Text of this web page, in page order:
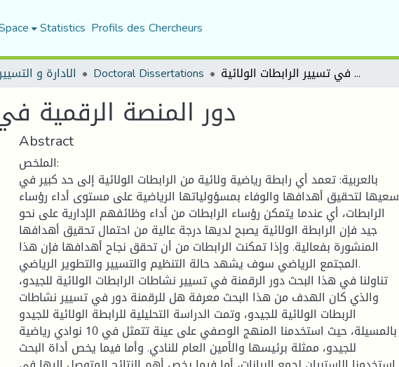
Statistics Profils des Chercheurs
الادارة و Doctoral Dissertations دور المنصة الرقمية في تسيير الرابطات الولائية
دور المنصة الرقمية
Abstract
الملخص:
بالعربية: تعمد أي رابطة رياضية ولائية من الرابطات الولائية إلى حد كبير في
سعيها لتحقيق أهدافها والوفاء بمسؤولياتها الرياضية على مستوى أداء رؤساء
الرابطات، أي عندما يتمكن رؤساء الرابطات من أداء وظائفهم الإدارية على نحو
جيد فإن الرابطة الولائية يصبح لديها درجة عالية من احتمال تحقيق أهدافها
المنشورة بفعالية. وإذا تمكنت الرابطات من أن تحقق نجاح أهدافها فإن هذا
المجتمع الرياضي سوف يشهد حالة التنظيم والتسيير والتطوير الرياضي.
تناولنا في هذا البحث دور الرقمنة في تسيير نشاطات الرابطات الولائية للجيدو،
والذي كان الهدف من هذا البحث معرفة هل للرقمنة دور في تسيير نشاطات
الربطات الولائية للجيدو، وتمت الدراسة التحليلية للرابطة الولائية للجيدو
بالمسيلة، حيث استخدمنا المنهج الوصفي على عينة تتمثل في 10 نوادي رياضية
للجيدو، ممثلة برئيسها والأمين العام للنادي. وأما فيما يخص أداة البحث